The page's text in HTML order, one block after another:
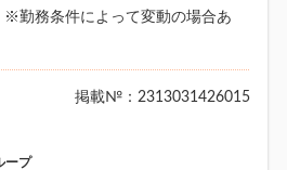
※勤務条件によって変動の場合あ
掲載№：2313031426015
ープ